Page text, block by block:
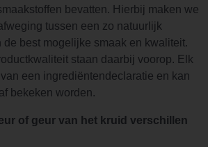
bevatten. Hierbij maken we
tussen een zo natuurlijk
de best mogelijke smaak en kwaliteit.
staan daarbij voorop. Elk
een ingrediëntendeclaratie en kan
bekeken worden.
of geur van het kruid verschillen